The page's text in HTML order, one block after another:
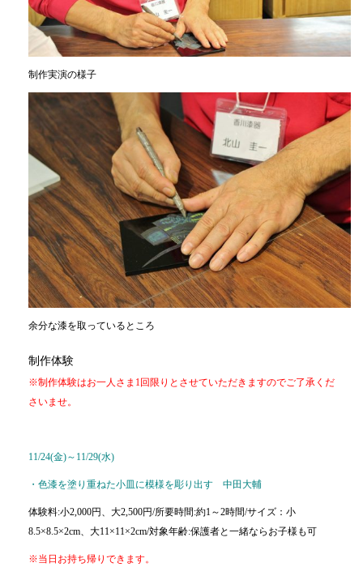
制作実演の様子
余分な漆を取っているところ
制作体験
※制作体験はお一人さま1回限りとさせていただきますのでご了承くだ
さいませ。
11/24(金)～11/29(水)
・色漆を塗り重ねた小皿に模様を彫り出す 中田大輔
体験料:小2,000円、大2,500円/所要時間:約1～2時間/サイズ：小
8.5×8.5×2cm、大11×11×2cm/対象年齢:保護者と一緒ならお子様も可
※当日お持ち帰りできます。